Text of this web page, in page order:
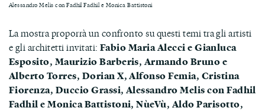
Alessandro Melis con Fadhil Fadhil e Monica Battistoni
La mostra proporrà un confronto su questi temi tra gli artisti
e gli architetti invitati: Fabio Maria Alecci e Gianluca
Esposito, Maurizio Barberis, Armando Bruno e
Alberto Torres, Dorian X, Alfonso Femia, Cristina
Fiorenza, Duccio Grassi, Alessandro Melis con Fadhil
Fadhil e Monica Battistoni, NùeVù, Aldo Parisotto,